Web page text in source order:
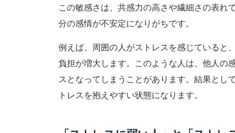
この敏感さは、共感力の高さや繊細さの表れ
分の感情が不安定になりがちです。
例えば、周囲の人がストレスを感じていると
負担が増大します。このような人は、他人の
スとなってしまうことがあります。結果とし
トレスを抱えやすい状態になります。